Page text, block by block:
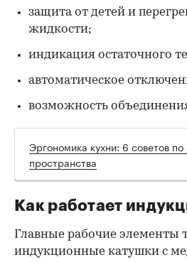
защита от детей и
жидкости;
индикация остаточного
автоматическое
возможность
Эргономика кухни: 6 советов
пространства
Как работает
Главные рабочие элементы
индукционные катушки с